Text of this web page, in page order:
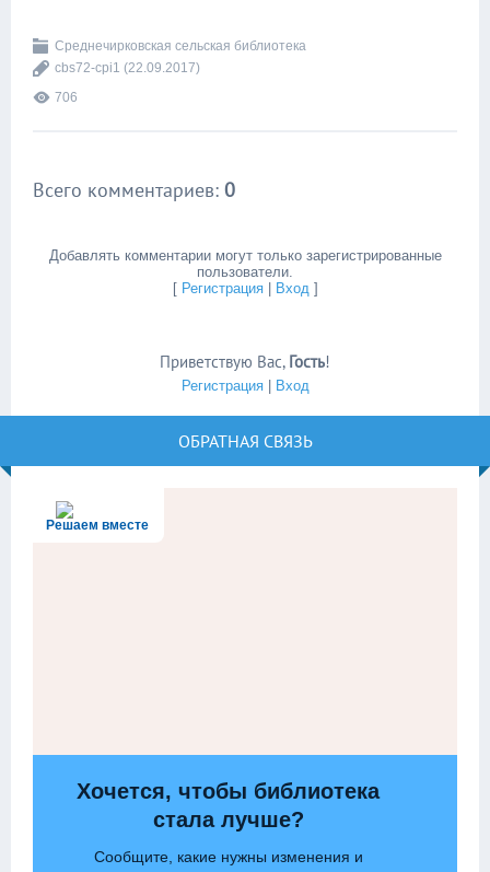
Среднечирковская сельская библиотека
cbs72-cpi1 (22.09.2017)
706
Всего комментариев: 0
Добавлять комментарии могут только зарегистрированные
пользователи.
[ Регистрация| Вход]
Приветствую Вас, Гость!
Регистрация| Вход
ОБРАТНАЯ СВЯЗЬ
Решаем вместе
Хочется, чтобы библиотека
стала лучше?
Сообщите, какие нужны изменения и